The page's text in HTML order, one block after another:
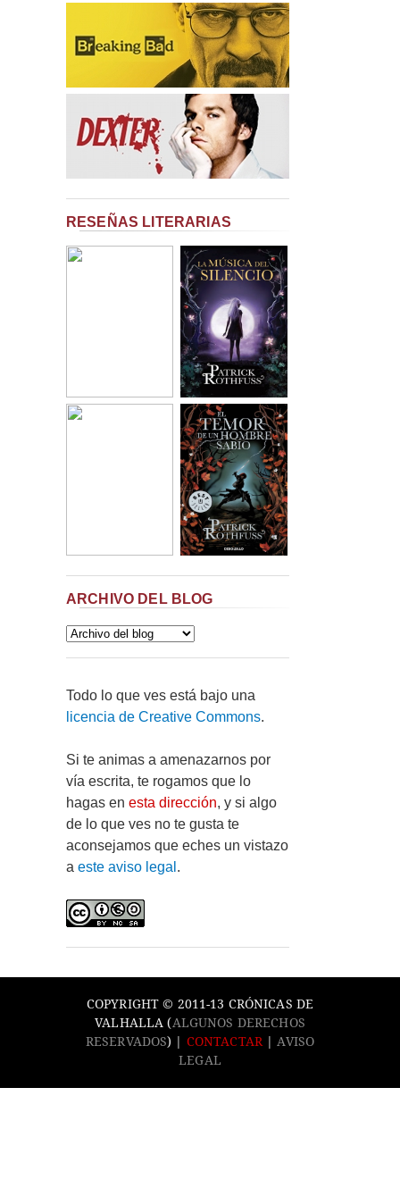
RESEÑAS LITERARIAS
ARCHIVO DEL BLOG
Todo lo que ves está bajo una
licencia de Creative Commons.
Si te animas a amenazarnos por
vía escrita, te rogamos que lo
hagas en esta dirección, y si algo
de lo que ves no te gusta te
aconsejamos que eches un vistazo
a este aviso legal .
COPYRIGHT © 2011-13 CRÓNICAS DE
VALHALLA (ALGUNOS DERECHOS
RESERVADOS) | CONTACTAR
AVISO
LEGAL